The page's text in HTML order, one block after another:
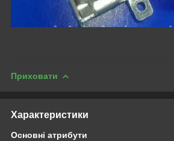
Приховати
Характеристики
Основні атрибути